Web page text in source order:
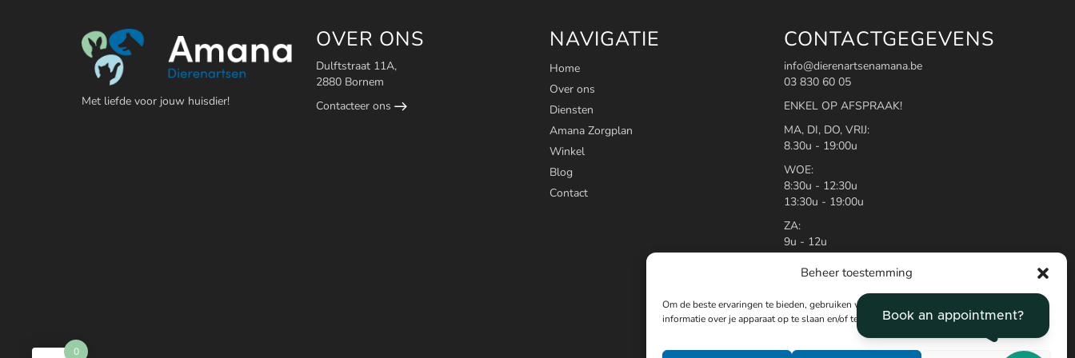
Beheer toestemming
Om de beste ervaringen te bieden, gebruiken wij technologieën zoals cookies om
informatie over je apparaat op te slaan en/of te raadplegen.
Met liefde voor jouw huisdier!
OVER ONS
Dulftstraat 11A,
2880 Bornem
Contacteer ons
NAVIGATIE
Home
Over ons
Diensten
Amana Zorgplan
Winkel
Blog
Contact
CONTACTGEGEVENS
info@dierenartsenamana.be
03 830 60 05
ENKEL OP AFSPRAAK!
MA, DI, DO, VRIJ:
8.30u - 19:00u
WOE:
8:30u - 12:30u
13:30u - 19:00u
ZA:
9u - 12u
Van zaterdag 12u tot maandag 8.30u
werken wij samen met de wachtdienst
van Antwerpen.
Bel op ons nummer 03/830.60.05 en u
krijgt te horen waar u terecht kan.
0